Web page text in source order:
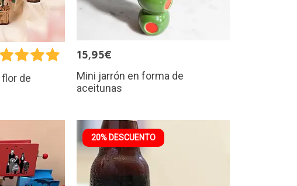
de
15,95€
Mini jarrón en forma de
aceitunas
20% DESCUENTO